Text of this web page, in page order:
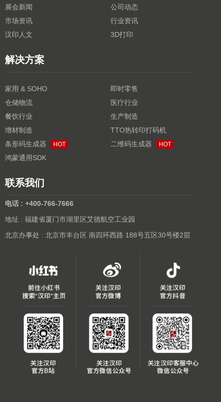
展会新闻
公司动态
市场资讯
行业资讯
汉印人文
3D打印
解决方案
家用 & SOHO
即时零售
仓储物流
医疗行业
餐饮行业
生产制造
增材制造
TTO热转印打码机
条形码生成器
HOT 二维码生成器 HOT
鸿蒙通用SDK
联系我们
电话 : +400-766-7666
地址 : 福建省厦门市湖里区艾德航空工业园
北京办事处 : 北京市丰台区 南四环西路 188号五区30号楼2层